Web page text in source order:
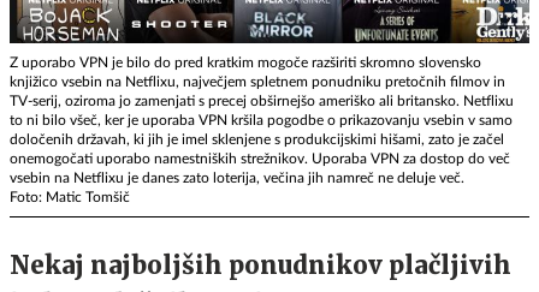
Z uporabo VPN je bilo do pred kratkim mogoče razširiti skromno slovensko
knjižico vsebin na Netflixu, največjem spletnem ponudniku pretočnih filmov in
TV-serij, oziroma jo zamenjati s precej obširnejšo ameriško ali britansko. Netflixu
to ni bilo všeč, ker je uporaba VPN kršila pogodbe o prikazovanju vsebin v samo
določenih državah, ki jih je imel sklenjene s produkcijskimi hišami, zato je začel
onemogočati uporabo namestniških strežnikov. Uporaba VPN za dostop do več
vsebin na Netflixu je danes zato loterija, večina jih namreč ne deluje več.
Foto: Matic Tomšič
Nekaj najboljših ponudnikov plačljivih